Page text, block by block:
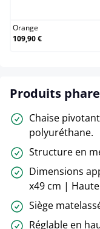
Orange
109,90 €
Produits
Chaise
polyuréthane.
Structure en
Dimensions
x49 cm |
Siège
Réglable en